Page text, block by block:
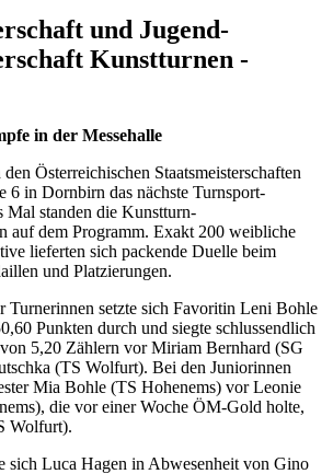
und Jugend-
Kunstturnen -
in der Messehalle
Österreichischen Staatsmeisterschaften
6 in Dornbirn das nächste Turnsport-
Mal standen die Kunstturn-
auf dem Programm. Exakt 200 weibliche
lieferten sich packende Duelle beim
und Platzierungen.
Turnerinnen setzte sich Favoritin Leni Bohle
Punkten durch und siegte schlussendlich
5,20 Zählern vor Miriam Bernhard (SG
(TS Wolfurt). Bei den Juniorinnen
Mia Bohle (TS Hohenems) vor Leonie
die vor einer Woche ÖM-Gold holte,
Wolfurt).
sich Luca Hagen in Abwesenheit von Gino